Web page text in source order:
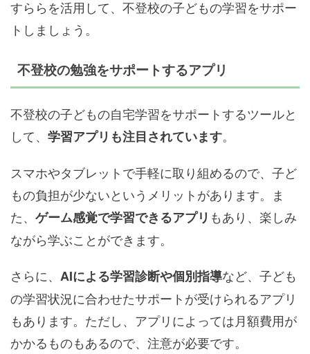
すららを活用して、不登校の子どもの学習をサポー
トしましょう。
不登校の勉強をサポートするアプリ
不登校の子どもの自宅学習をサポートするツールと
して、 学習アプリも注目されています。
スマホやタブレットで手軽に取り組めるので、子ど
もの負担が少ないというメリットがあります。ま
た、 ゲーム感覚で学習できるアプリ もあり、楽しみ
ながら学ぶことができます。
さらに、 AIによる学習診断や個別指導など、子ども
の学習状況に合わせたサポートが受けられるアプリ
もあります。ただし、アプリによっては月額費用が
かかるものもあるので、注意が必要です。